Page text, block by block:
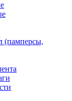
(памперсы,